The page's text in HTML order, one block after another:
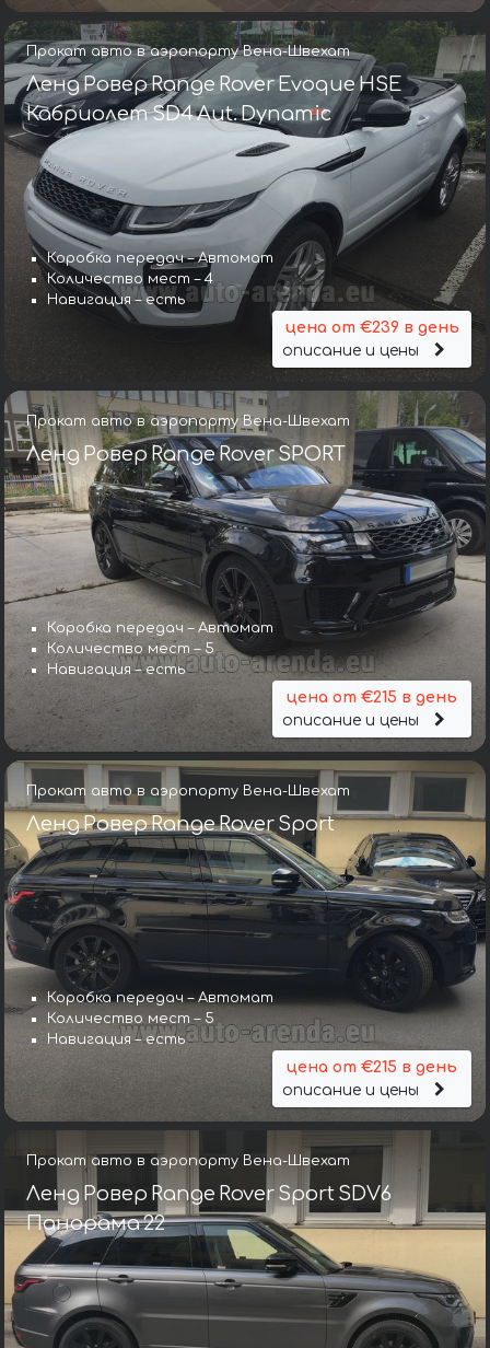
Прокат авто в аэропорту Вена-Швехат
Ленд Ровер Range Rover Evoque HSE
Кабриолет SD4 Aut. Dynamic
Коробка передач – Автомат
Количество мест – 4
Навигация – есть
цена от €239 в день
описание и цены
Прокат авто в аэропорту Вена-Швехат
Ленд Ровер Range Rover SPORT
Коробка передач – Автомат
Количество мест – 5
Навигация – есть
цена от €215 в день
описание и цены
Прокат авто в аэропорту Вена-Швехат
Ленд Ровер Range Rover Sport
Коробка передач – Автомат
Количество мест – 5
Навигация – есть
цена от €215 в день
описание и цены
Прокат авто в аэропорту Вена-Швехат
Ленд Ровер Range Rover Sport SDV6
Панорама 22